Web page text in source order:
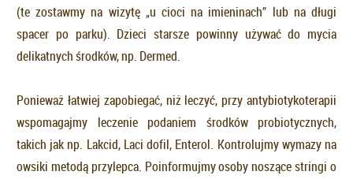
(te zostawmy na wizytę „u cioci na imieninach” lub na długi
spacer po parku). Dzieci starsze powinny używać do mycia
delikatnych środków, np. Dermed.
Ponieważ łatwiej zapobiegać, niż leczyć, przy antybiotykoterapii
wspomagajmy leczenie podaniem środków probiotycznych,
takich jak np. Lakcid, Laci dofil, Enterol. Kontrolujmy wymazy na
owsiki metodą przylepca. Poinformujmy osoby noszące stringi o